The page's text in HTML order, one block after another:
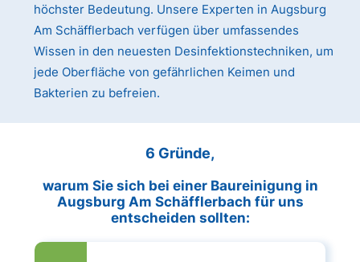
höchster Bedeutung. Unsere Experten in Augsburg
Am Schäfflerbach verfügen über umfassendes
Wissen in den neuesten Desinfektionstechniken, um
jede Oberfläche von gefährlichen Keimen und
Bakterien zu befreien.
6 Gründe,
warum Sie sich bei einer Baureinigung in
Augsburg Am Schäfflerbach für uns
entscheiden sollten: